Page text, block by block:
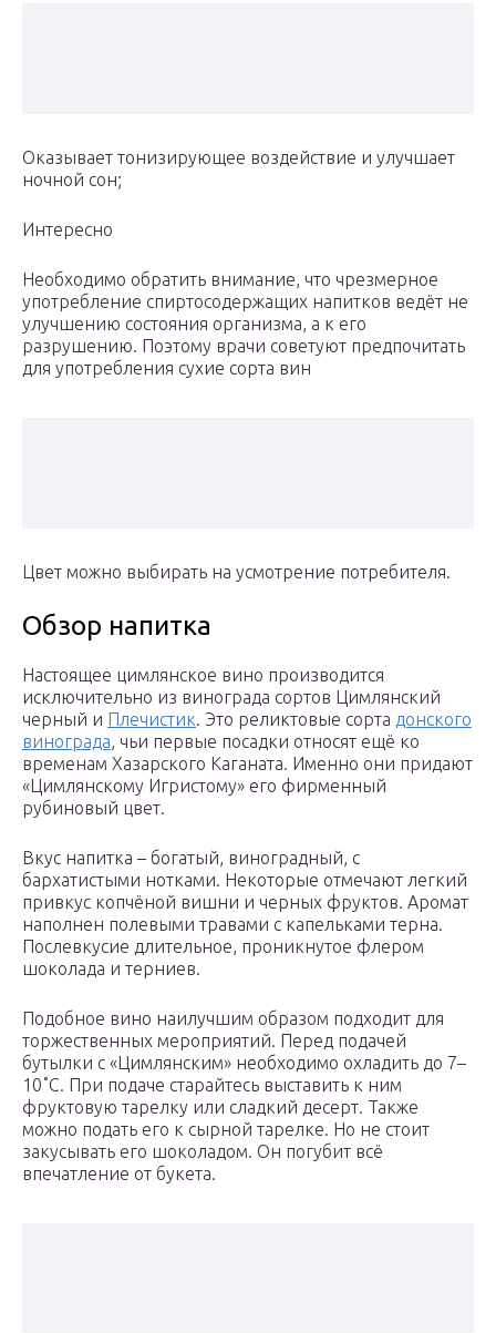
Оказывает тонизирующее воздействие и улучшает
ночной сон;
Интересно
Необходимо обратить внимание, что чрезмерное
употребление спиртосодержащих напитков ведёт не
улучшению состояния организма, а к его
разрушению. Поэтому врачи советуют предпочитать
для употребления сухие сорта вин
Цвет можно выбирать на усмотрение потребителя.
Обзор напитка
Настоящее цимлянское вино производится
исключительно из винограда сортов Цимлянский
черный и Плечистик. Это реликтовые сорта донского
винограда, чьи первые посадки относят ещё ко
временам Хазарского Каганата. Именно они придают
«Цимлянскому Игристому» его фирменный
рубиновый цвет.
Вкус напитка – богатый, виноградный, с
бархатистыми нотками. Некоторые отмечают легкий
привкус копчёной вишни и черных фруктов. Аромат
наполнен полевыми травами с капельками терна.
Послевкусие длительное, проникнутое флером
шоколада и терниев.
Подобное вино наилучшим образом подходит для
торжественных мероприятий. Перед подачей
бутылки с «Цимлянским» необходимо охладить до 7–
10˚C. При подаче старайтесь выставить к ним
фруктовую тарелку или сладкий десерт. Также
можно подать его к сырной тарелке. Но не стоит
закусывать его шоколадом. Он погубит всё
впечатление от букета.